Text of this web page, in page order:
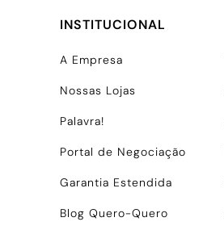
INSTITUCIONAL
A Empresa
Nossas Lojas
Palavra!
Portal de Negociação
Garantia Estendida
Blog Quero-Quero